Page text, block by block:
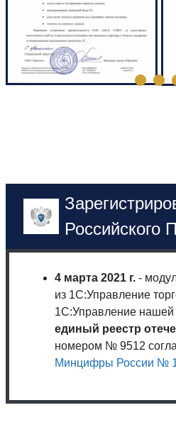
Российского
4 марта 2021 г. -
из 1С:Управление
1С:Управление
единый реестр
номером № 9512
Минцифры России №